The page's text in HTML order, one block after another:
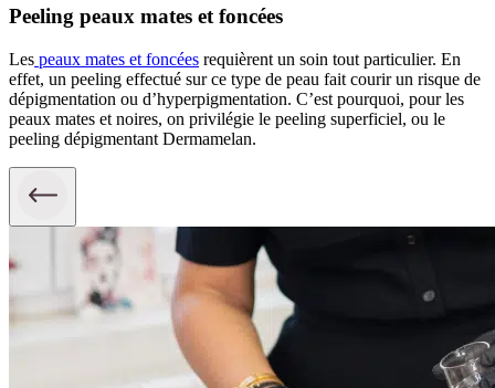
Peeling peaux mates et foncées
Les peaux mates et foncées requièrent un soin tout particulier. En
effet, un peeling effectué sur ce type de peau fait courir un risque de
dépigmentation ou d’hyperpigmentation. C’est pourquoi, pour les
peaux mates et noires, on privilégie le peeling superficiel, ou le
peeling dépigmentant Dermamelan.